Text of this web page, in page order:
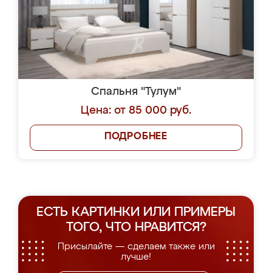
Спальня "Тулум"
Цена: от 85 000 руб.
ПОДРОБНЕЕ
ЕСТЬ КАРТИНКИ ИЛИ ПРИМЕРЫ
ТОГО, ЧТО НРАВИТСЯ?
Присылайте — сделаем также или
лучше!